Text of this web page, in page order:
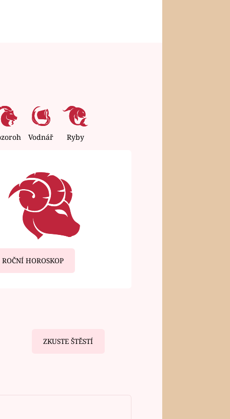
Vodnář Ryby
ROČNÍ HOROSKOP
ZKUSTE ŠTĚSTÍ